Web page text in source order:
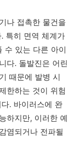
나 접촉한 물건을
특히 면역 체계가
수 있는 다른 아이
다. 돌발진은 어린
때문에 발병 시
한하는 것이 위험
. 바이러스에 완
하지만, 이러한 예
염되거나 전파될